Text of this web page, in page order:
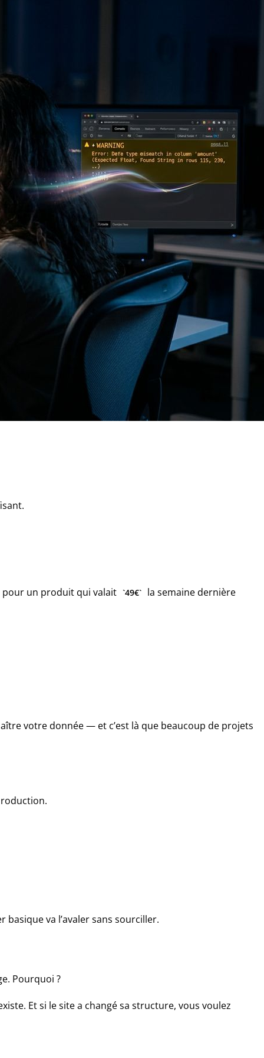
pour un produit qui valait 49€ la semaine dernière
votre donnée — et c’est là que beaucoup de projets
va l’avaler sans sourciller.
Pourquoi ?
Et si le site a changé sa structure, vous voulez